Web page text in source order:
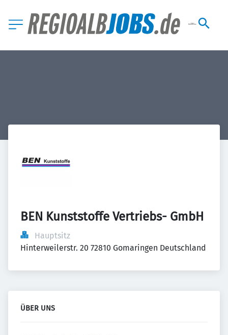
BEN Kunststoffe Vertriebs- GmbH
Hauptsitz
Hinterweilerstr. 20 72810 Gomaringen Deutschland
ÜBER UNS